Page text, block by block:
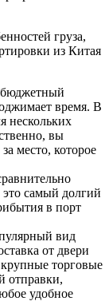
груза,
из Китая
бюджетный
время. В
нескольких
вы
место, которое
самый долгий
в порт
вид
от двери
торговые
отправки,
удобное